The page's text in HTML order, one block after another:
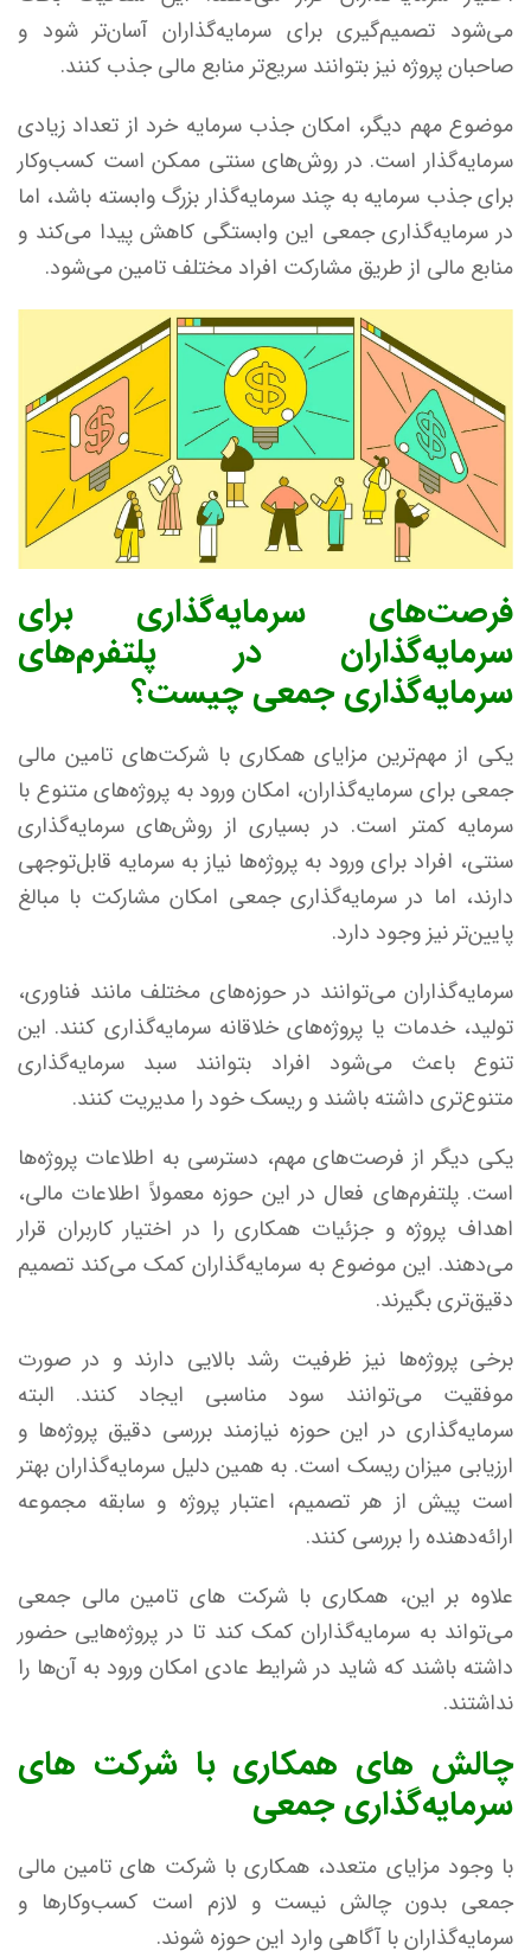
می‌شود تصمیم‌گیری برای سرمایه‌گذاران آسان‌تر شود و
صاحبان پروژه نیز بتوانند سریع‌تر منابع مالی جذب کنند.
موضوع مهم دیگر، امکان جذب سرمایه خرد از تعداد زیادی
سرمایه‌گذار است. در روش‌های سنتی ممکن است کسب‌وکار
برای جذب سرمایه به چند سرمایه‌گذار بزرگ وابسته باشد، اما
در سرمایه‌گذاری جمعی این وابستگی کاهش پیدا می‌کند و
منابع مالی از طریق مشارکت افراد مختلف تامین می‌شود.
فرصت‌های سرمایه‌گذاری برای
سرمایه‌گذاران در پلتفرم‌های
سرمایه‌گذاری جمعی چیست؟
یکی از مهم‌ترین مزایای همکاری با شرکت‌های تامین مالی
جمعی برای سرمایه‌گذاران، امکان ورود به پروژه‌های متنوع با
سرمایه کمتر است. در بسیاری از روش‌های سرمایه‌گذاری
سنتی، افراد برای ورود به پروژه‌ها نیاز به سرمایه قابل‌توجهی
دارند، اما در سرمایه‌گذاری جمعی امکان مشارکت با مبالغ
پایین‌تر نیز وجود دارد.
سرمایه‌گذاران می‌توانند در حوزه‌های مختلف مانند فناوری،
تولید، خدمات یا پروژه‌های خلاقانه سرمایه‌گذاری کنند. این
تنوع باعث می‌شود افراد بتوانند سبد سرمایه‌گذاری
متنوع‌تری داشته باشند و ریسک خود را مدیریت کنند.
یکی دیگر از فرصت‌های مهم، دسترسی به اطلاعات پروژه‌ها
است. پلتفرم‌های فعال در این حوزه معمولاً اطلاعات مالی،
اهداف پروژه و جزئیات همکاری را در اختیار کاربران قرار
می‌دهند. این موضوع به سرمایه‌گذاران کمک می‌کند تصمیم
دقیق‌تری بگیرند.
برخی پروژه‌ها نیز ظرفیت رشد بالایی دارند و در صورت
موفقیت می‌توانند سود مناسبی ایجاد کنند. البته
سرمایه‌گذاری در این حوزه نیازمند بررسی دقیق پروژه‌ها و
ارزیابی میزان ریسک است. به همین دلیل سرمایه‌گذاران بهتر
است پیش از هر تصمیم، اعتبار پروژه و سابقه مجموعه
ارائه‌دهنده را بررسی کنند.
علاوه بر این، همکاری با شرکت‌ های تامین مالی جمعی
می‌تواند به سرمایه‌گذاران کمک کند تا در پروژه‌هایی حضور
داشته باشند که شاید در شرایط عادی امکان ورود به آن‌ها را
نداشتند.
چالش‌ های همکاری با شرکت‌ های
سرمایه‌گذاری جمعی
با وجود مزایای متعدد، همکاری با شرکت‌ های تامین مالی
جمعی بدون چالش نیست و لازم است کسب‌وکارها و
سرمایه‌گذاران با آگاهی وارد این حوزه شوند.